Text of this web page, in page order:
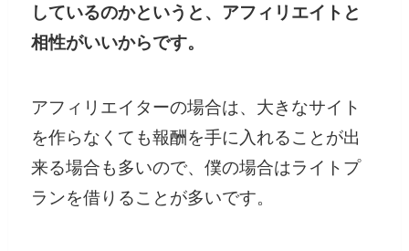
しているのかというと、アフィリエイトと
相性がいいからです。
アフィリエイターの場合は、大きなサイト
を作らなくても報酬を手に入れることが出
来る場合も多いので、僕の場合はライトプ
ランを借りることが多いです。